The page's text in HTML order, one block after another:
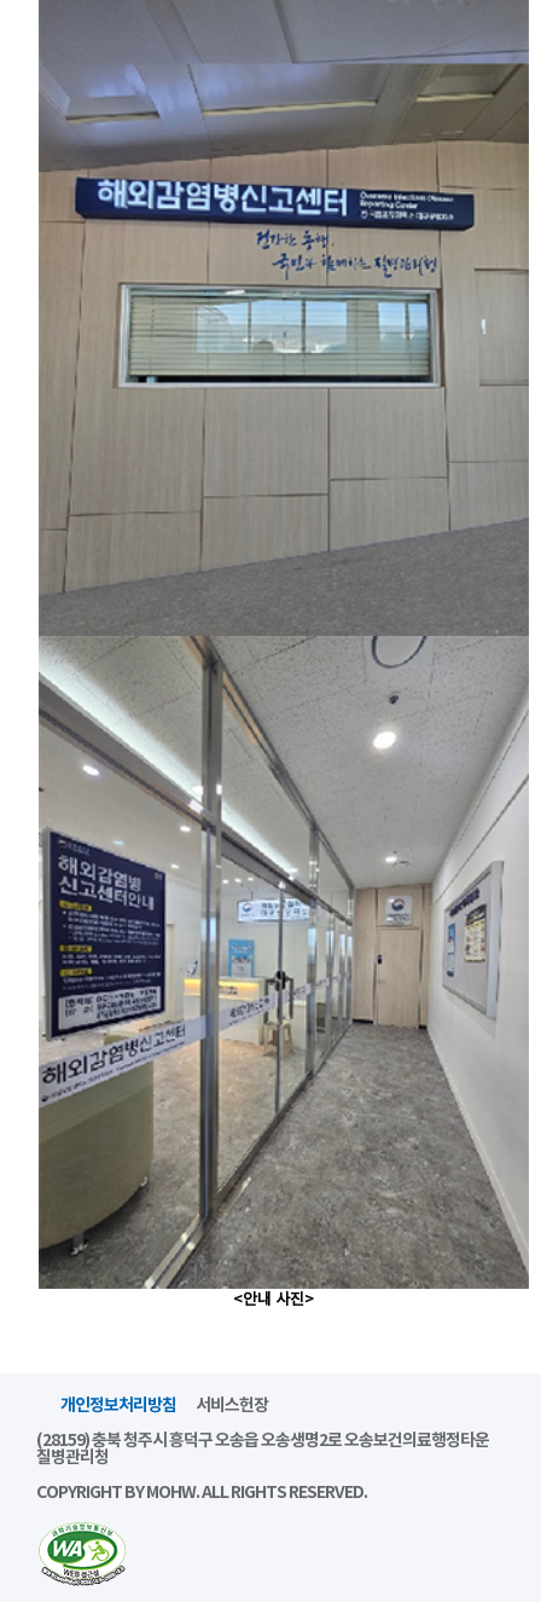
<안내 사진>
개인정보처리방침
서비스헌장
(28159) 충북 청주시 흥덕구 오송읍 오송생명2로 오송보건의료행정타운
질병관리청
COPYRIGHT BY MOHW. ALL RIGHTS RESERVED.